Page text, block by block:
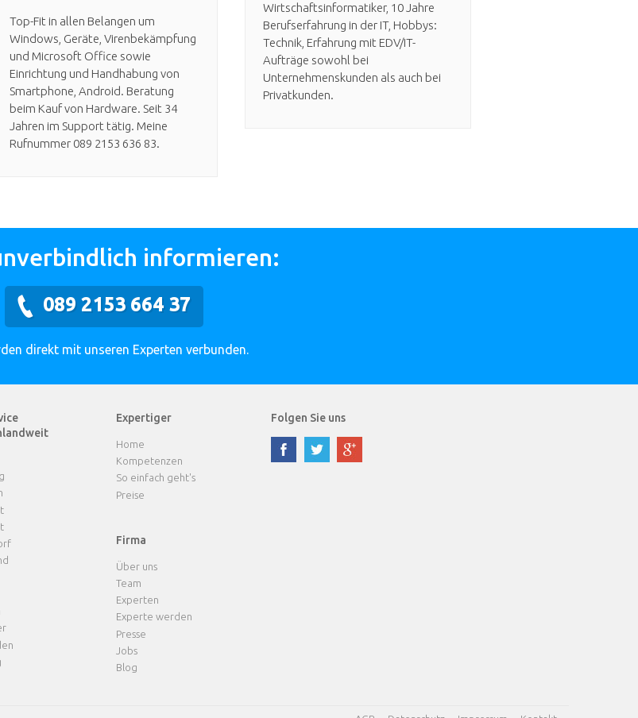
Top-Fit in allen Belangen um
Windows, Geräte, Virenbekämpfung
und Microsoft Office sowie
Einrichtung und Handhabung von
Smartphone, Android. Beratung
beim Kauf von Hardware. Seit 34
Jahren im Support tätig. Meine
Rufnummer 089 2153 636 83.
Wirtschaftsinformatiker, 10 Jahre
Berufserfahrung in der IT, Hobbys:
Technik, Erfahrung mit EDV/IT-
Aufträge sowohl bei
Unternehmenskunden als auch bei
Privatkunden.
informieren:
089 2153 664 37
direkt mit unseren Experten verbunden.
Expertiger
Home
Kompetenzen
So einfach geht's
Preise
Firma
Über uns
Team
Experten
Experte werden
Presse
Jobs
Blog
Folgen Sie uns